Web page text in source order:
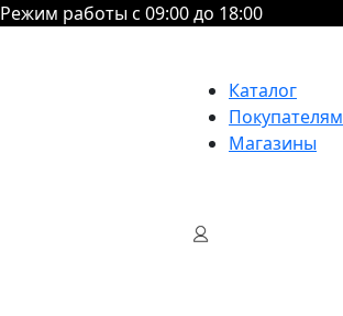
Режим работы с 09:00 до 18:00
Каталог
Покупателям
Магазины